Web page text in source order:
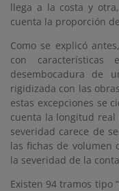
llega a la costa y
cuenta la proporción
Como se explicó
con características
desembocadura de
rigidizada con las
estas excepciones se
cuenta la longitud
severidad carece de
las fichas de volumen
la severidad de la
Existen 94 tramos tipo